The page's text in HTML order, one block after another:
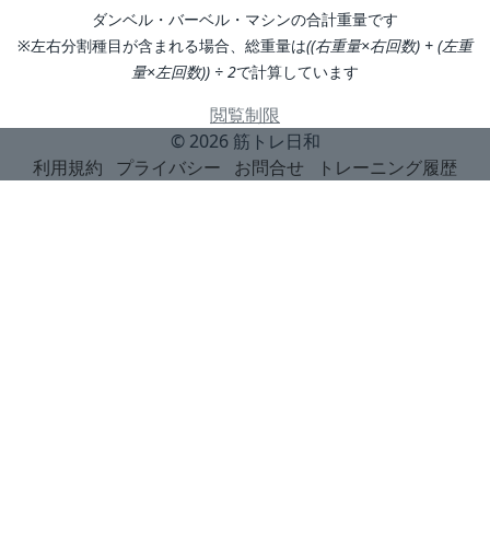
ダンベル・バーベル・マシンの合計重量です
※左右分割種目が含まれる場合、総重量は((右重量×右回数) + (左重
量×左回数)) ÷ 2で計算しています
閲覧制限
© 2026 筋トレ日和
利用規約
プライバシー お問合せ トレーニング履歴